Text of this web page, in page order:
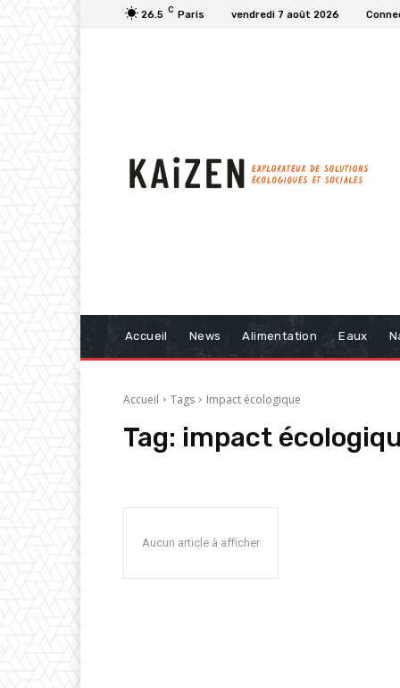
26.5 C Paris vendredi 7 août 2026
Accueil News Alimentation Eaux
Accueil Tags Impact écologique
Tag: impact
Aucun article à afficher